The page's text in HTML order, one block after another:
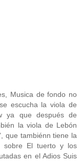
Musica de fondo no
escucha la viola de
ya que después de
la viola de Lebón
que tambiénn tiene la
sobre El tuerto y los
en el Adios Suis